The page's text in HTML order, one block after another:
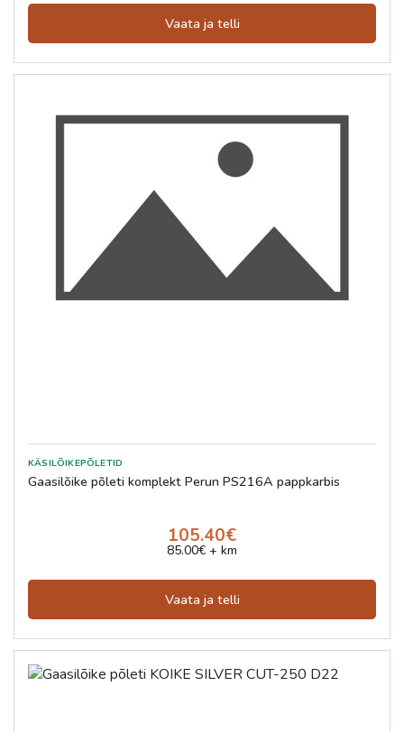
Vaata ja telli
Gaasilõike põleti komplekt Perun PS216A pappkarbis
105.40€
85.00€ + km
Vaata ja telli